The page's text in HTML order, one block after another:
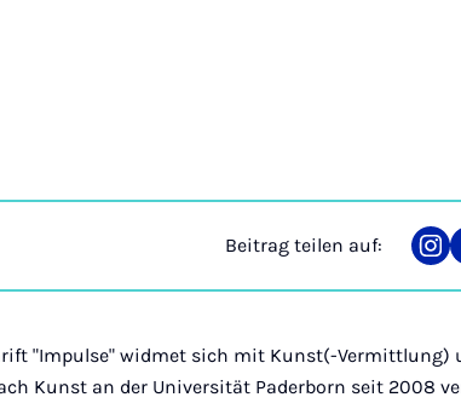
Beitrag teilen auf:
auf
"Impulse" widmet sich mit Kunst(-Vermittlung)
Kunst an der Universität Paderborn seit 2008